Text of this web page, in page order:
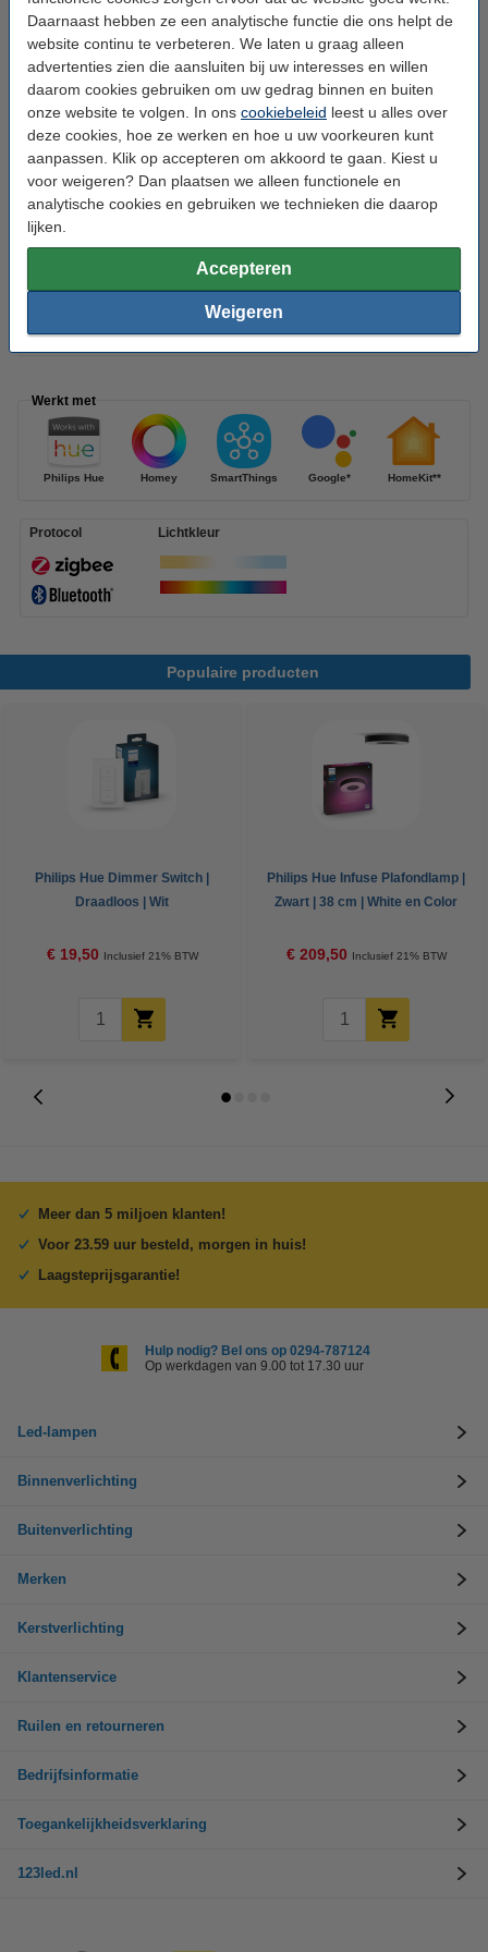
Daarnaast hebben ze een analytische functie die ons helpt de
website continu te verbeteren. We laten u graag alleen
advertenties zien die aansluiten bij uw interesses en willen
daarom cookies gebruiken om uw gedrag binnen en buiten
onze website te volgen. In ons cookiebeleid leest u alles over
deze cookies, hoe ze werken en hoe u uw voorkeuren kunt
aanpassen. Klik op accepteren om akkoord te gaan. Kiest u
voor weigeren? Dan plaatsen we alleen functionele en
analytische cookies en gebruiken we technieken die daarop
lijken.
Accepteren
Weigeren
Diameter: Ø 42,5 cm
Dimbaar: Ja, via app
Type: Plafondlamp
Ingangsfrequentie: 50-60Hz
Materiaal: Metaal
Watt:
Binnen
Werkt met
Philips Hue Homey SmartThings Google* HomeKit**
Protocol Lichtkleur
Populaire producten
Philips Hue Dimmer Switch |
Draadloos | Wit
€ 19,50 Inclusief 21% BTW
Philips Hue Infuse Plafondlamp |
Zwart | 38 cm | White en Color
€ 209,50 Inclusief 21% BTW
Meer dan 5 miljoen klanten!
Voor 23.59 uur besteld, morgen in huis!
Laagsteprijsgarantie!
Hulp nodig? Bel ons op 0294-787124
Op werkdagen van 9.00 tot 17.30 uur
Led-lampen
Binnenverlichting
Buitenverlichting
Merken
Kerstverlichting
Klantenservice
Ruilen en retourneren
Bedrijfsinformatie
Toegankelijkheidsverklaring
123led.nl